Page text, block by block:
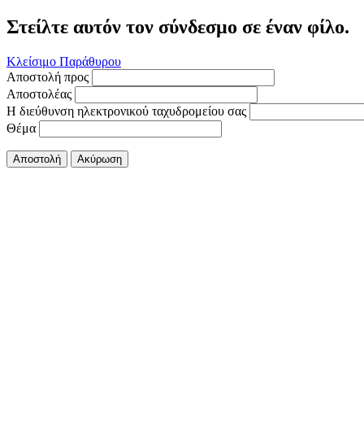
Στείλτε αυτόν τον σύνδεσμο σε έναν φίλο.
Κλείσιμο Παράθυρου
Αποστολή προς
Αποστολέας
Η διεύθυνση ηλεκτρονικού ταχυδρομείου σας
Θέμα
Αποστολή Ακύρωση